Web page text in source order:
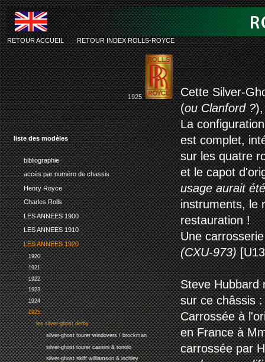
liste des modèles
bibliographie
accès par numéro de chassis
Henry Royce
Charles Rolls
LES ANNEES 1900
LES ANNEES 1910
LES ANNEES 1920
1920
1921
1922
1923
1924
1925
les silver-ghost derby
silver-ghost tourer windovers / brockman
silver-ghost tourer cassini & tonolo
silver-ghost skiff williamson & inchley
RETOUR ACCUEIL-RETOUR INDEX ROLLS-ROYCE
1925
Cette Silver-
(ou Clanford ?
La
est complet,
sur les quatre
et le capot
usage aurait
instruments, le
restauration !
Une
(CXU-973)
Steve Hubbard
sur ce châssis :
Carrossée à
en France à
carrossée par